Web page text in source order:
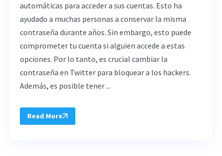
automáticas para acceder a sus cuentas. Esto ha
ayudado a muchas personas a conservar la misma
contraseña durante años. Sin embargo, esto puede
comprometer tu cuenta si alguien accede a estas
opciones. Por lo tanto, es crucial cambiar la
contraseña en Twitter para bloquear a los hackers.
Además, es posible tener ...
Read More